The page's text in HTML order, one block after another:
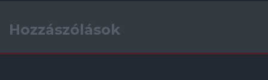
Hozzászólások